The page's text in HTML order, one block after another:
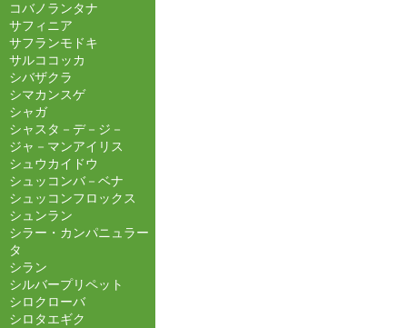
コバノランタナ
サフィニア
サフランモドキ
サルココッカ
シバザクラ
シマカンスゲ
シャガ
シャスタ－デ－ジ－
ジャ－マンアイリス
シュウカイドウ
シュッコンバ－ベナ
シュッコンフロックス
シュンラン
シラー・カンパニュラー
タ
シラン
シルバープリペット
シロクローバ
シロタエギク